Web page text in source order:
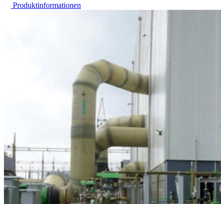
Produktinformationen